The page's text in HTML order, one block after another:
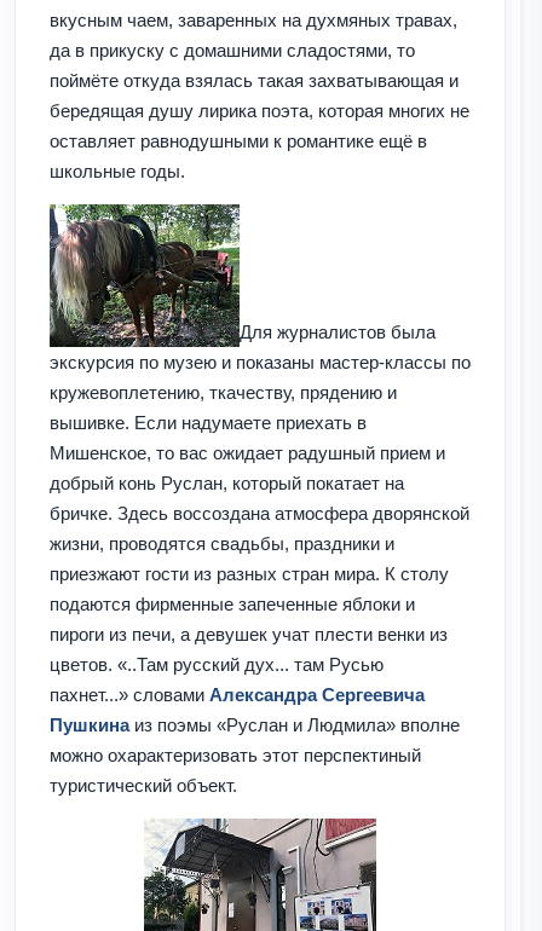
вкусным чаем, заваренных на духмяных травах,
да в прикуску с домашними сладостями, то
поймёте откуда взялась такая захватывающая и
бередящая душу лирика поэта, которая многих не
оставляет равнодушными к романтике ещё в
школьные годы.
Для журналистов была
экскурсия по музею и показаны мастер-классы по
кружевоплетению, ткачеству, прядению и
вышивке. Если надумаете приехать в
Мишенское, то вас ожидает радушный прием и
добрый конь Руслан, который покатает на
бричке. Здесь воссоздана атмосфера дворянской
жизни, проводятся свадьбы, праздники и
приезжают гости из разных стран мира. К столу
подаются фирменные запеченные яблоки и
пироги из печи, а девушек учат плести венки из
цветов. «..Там русский дух... там Русью
пахнет...» словами Александра Сергеевича
Пушкина из поэмы «Руслан и Людмила» вполне
можно охарактеризовать этот перспектиный
туристический объект.